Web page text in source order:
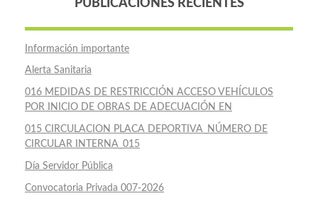
PUBLICACIONES RECIENTES
Información importante
Alerta Sanitaria
016 MEDIDAS DE RESTRICCIÓN ACCESO VEHÍCULOS
POR INICIO DE OBRAS DE ADECUACIÓN EN
015 CIRCULACION PLACA DEPORTIVA_NÚMERO DE
CIRCULAR INTERNA_015
Día Servidor Pública
Convocatoria Privada 007-2026